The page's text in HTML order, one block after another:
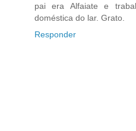
pai era Alfaiate e
doméstica do lar. Grato.
Responder